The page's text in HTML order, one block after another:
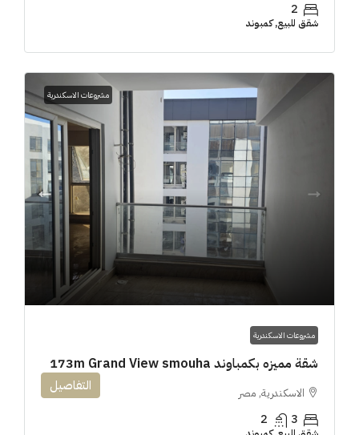
2
شقق للبيع, كمبوند
مشروعات الاسكندرية
مشروعات الاسكندرية
شقة مميزه بكمباوند 173m Grand View smouha
الاسكندرية, مصر
3
2
التفاصيل